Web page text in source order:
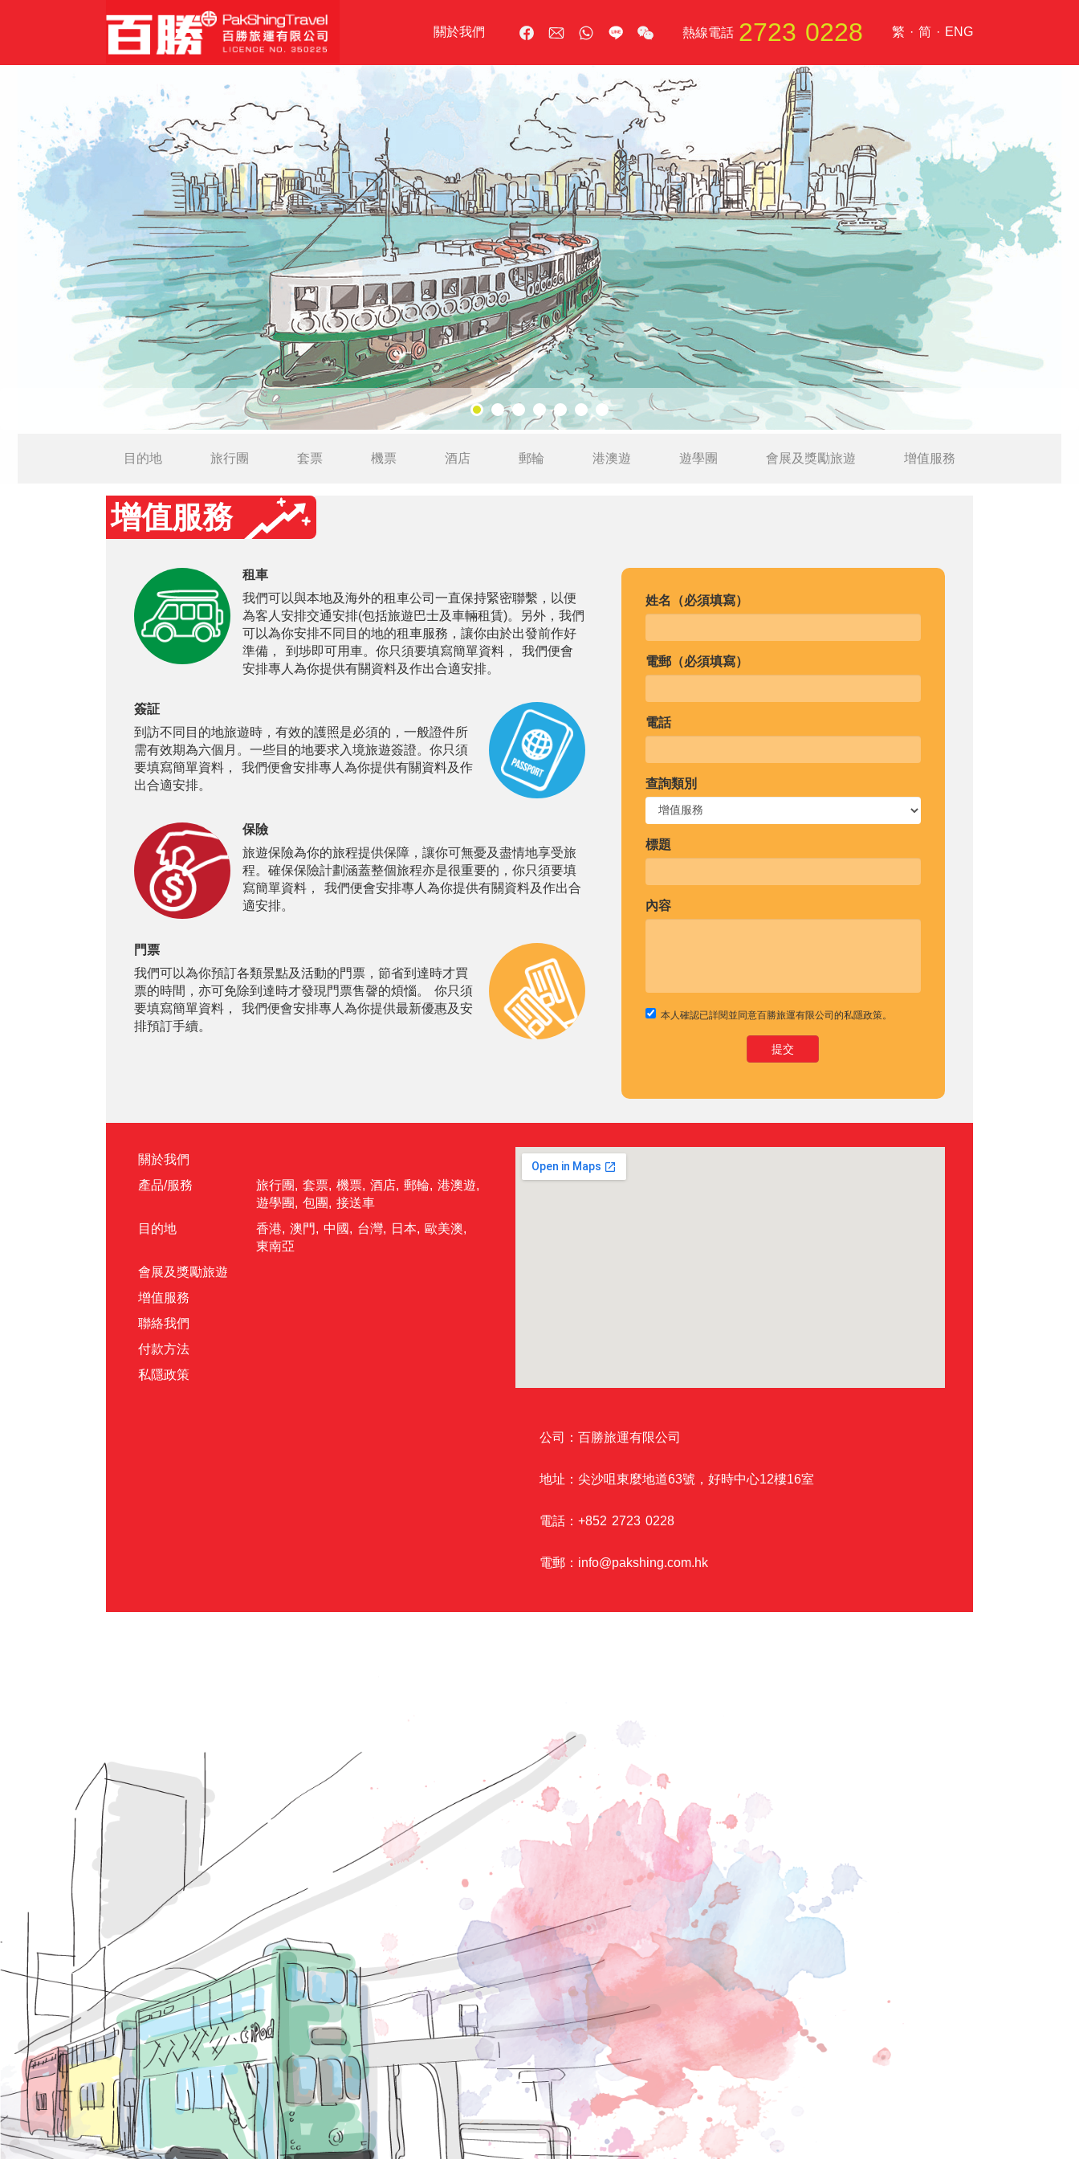
關於我們 熱線電話 2723 0228 繁 · 简 · ENG
目的地 旅行團 套票 機票 酒店 郵輪 港澳遊 遊學團 會展及獎勵旅遊 增值服務
增值服務
租車
我們可以與本地及海外的租車公司一直保持緊密聯繫，以便
為客人安排交通安排(包括旅遊巴士及車輛租賃)。另外，我們
可以為你安排不同目的地的租車服務，讓你由於出發前作好
準備， 到埗即可用車。你只須要填寫簡單資料， 我們便會
安排專人為你提供有關資料及作出合適安排。
簽証
到訪不同目的地旅遊時，有效的護照是必須的，一般證件所
需有效期為六個月。一些目的地要求入境旅遊簽證。你只須
要填寫簡單資料， 我們便會安排專人為你提供有關資料及作
出合適安排。
保險
旅遊保險為你的旅程提供保障，讓你可無憂及盡情地享受旅
程。確保保險計劃涵蓋整個旅程亦是很重要的，你只須要填
寫簡單資料， 我們便會安排專人為你提供有關資料及作出合
適安排。
門票
我們可以為你預訂各類景點及活動的門票，節省到達時才買
票的時間，亦可免除到達時才發現門票售韾的煩惱。 你只須
要填寫簡單資料， 我們便會安排專人為你提供最新優惠及安
排預訂手續。
姓名（必須填寫）
電郵（必須填寫）
電話
查詢類別
標題
內容
本人確認已詳閱並同意百勝旅運有限公司的私隱政策。
提交
關於我們
產品/服務
旅行團, 套票, 機票, 酒店, 郵輪, 港澳遊,
遊學團, 包團, 接送車
目的地
香港, 澳門, 中國 , 台灣, 日本, 歐美澳,
東南亞
會展及獎勵旅遊
增值服務
聯絡我們
付款方法
私隱政策
公司：百勝旅運有限公司
地址：尖沙咀東麼地道63號，好時中心12樓16室
電話：+852 2723 0228
電郵：info@pakshing.com.hk